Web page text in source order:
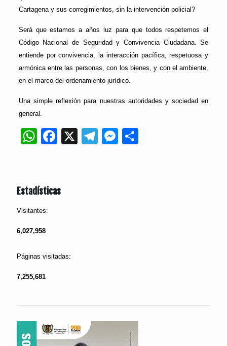
Cartagena y sus corregimientos, sin la intervención policial?
Será que estamos a años luz para que todos respetemos el
Código Nacional de Seguridad y Convivencia Ciudadana. Se
entiende por convivencia, la interacción pacífica, respetuosa y
armónica entre las personas, con los bienes, y con el ambiente,
en el marco del ordenamiento jurídico.
Una simple reflexión para nuestras autoridades y sociedad en
general.
WhatsApp
Facebook
X Telegram
Messenger
Estadísticas
Visitantes:
6,027,958
Páginas visitadas:
7,255,681